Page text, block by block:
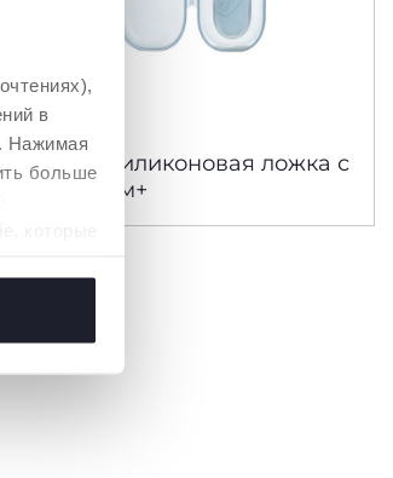
в
Нажимая
больше
Мягкая силиконовая ложка с
чехлом 6м+